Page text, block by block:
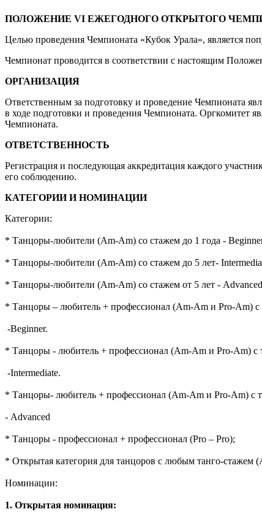
ПОЛОЖЕНИЕ VI ЕЖЕГОДНОГО ОТКРЫТОГО
Целью проведения Чемпионата «Кубок Урала», является
Чемпионат проводится в соответствии с настоящим
ОРГАНИЗАЦИЯ
Ответственным за подготовку и проведение Чемпионата
в ходе подготовки и проведения Чемпионата. Оргкомитет
Чемпионата.
ОТВЕТСТВЕННОСТЬ
Регистрация и последующая аккредитация каждого
его соблюдению.
КАТЕГОРИИ И НОМИНАЦИИ
Категории:
* Танцоры-любители (Am-Am) со стажем до 1 года -
* Танцоры-любители (Am-Am) со стажем до 5 лет-
* Танцоры-любители (Am-Am) со стажем от 5 лет -
* Танцоры – любитель + профессионал (Am-Am и Pro-Am) с
-Beginner.
* Танцоры - любитель + профессионал (Am-Am и Pro-Am) с
-Intermediate.
* Танцоры- любитель + профессионал (Am-Am и Pro-Am) с
- Advanced
* Танцоры - профессионал + профессионал (Pro – Pro);
* Открытая категория для танцоров с любым танго-стажем
Номинации:
1. Открытая номинация: